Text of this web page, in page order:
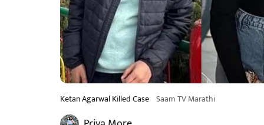
Ketan Agarwal Killed Case Saam TV Marathi